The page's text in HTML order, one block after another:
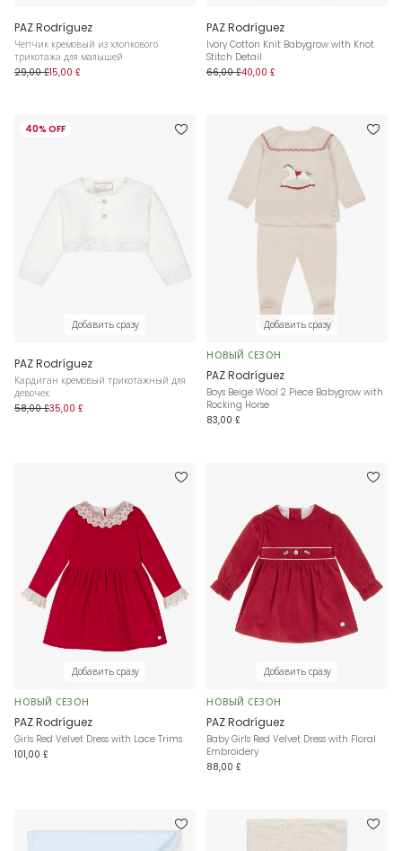
PAZ Rodríguez
Чепчик кремовый из хлопкового
трикотажа для малышей
29,00 £15,00 £
PAZ Rodríguez
Ivory Cotton Knit Babygrow with Knot
Stitch Detail
66,00 £40,00 £
40% OFF
Добавить сразу
PAZ Rodríguez
Кардиган кремовый трикотажный для
девочек
58,00 £35,00 £
Добавить сразу
НОВЫЙ СЕЗОН
PAZ Rodríguez
Boys Beige Wool 2 Piece Babygrow with
Rocking Horse
83,00 £
Добавить сразу
НОВЫЙ СЕЗОН
PAZ Rodríguez
Girls Red Velvet Dress with Lace Trims
101,00 £
Добавить сразу
НОВЫЙ СЕЗОН
PAZ Rodríguez
Baby Girls Red Velvet Dress with Floral
Embroidery
88,00 £